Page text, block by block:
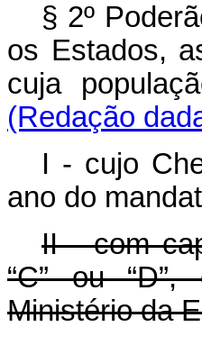
§ 2º
os Estados,
cuja
(Redação
I - cujo
ano do
II - com
“C” ou “D”,
Ministério da